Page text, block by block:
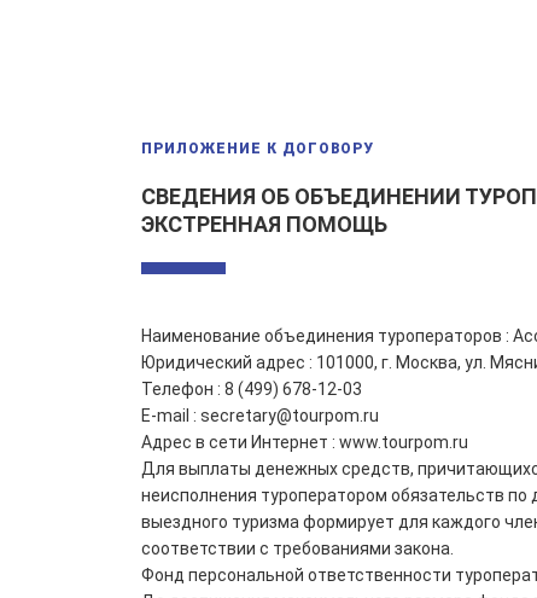
ПРИЛОЖЕНИЕ К ДОГОВОРУ
СВЕДЕНИЯ ОБ ОБЪЕДИНЕНИИ
ЭКСТРЕННАЯ ПОМОЩЬ
Наименование объединения туроператоров :
Юридический адрес : 101000, г. Москва, ул.
Телефон : 8 (499) 678-12-03
E-mail : secretary@tourpom.ru
Адрес в сети Интернет : www.tourpom.ru
Для выплаты денежных средств,
неисполнения туроператором обязательств
выездного туризма формирует для каждого
соответствии с требованиями закона.
Фонд персональной ответственности